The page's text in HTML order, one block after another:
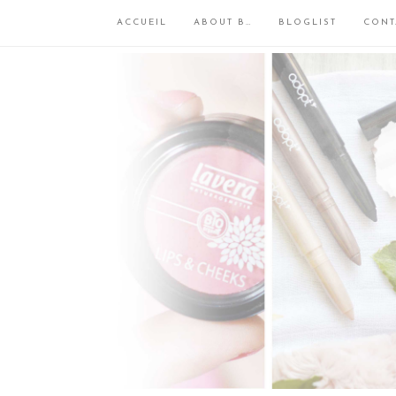
ACCUEIL ABOUT B… BLOGLIST